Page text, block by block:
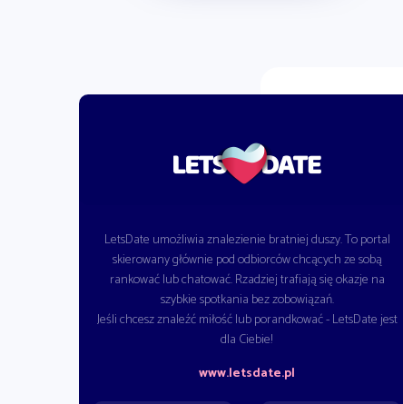
LetsDate umożliwia znalezienie bratniej duszy. To portal
skierowany głównie pod odbiorców chcących ze sobą
rankować lub chatować. Rzadziej trafiają się okazje na
szybkie spotkania bez zobowiązań.
Jeśli chcesz znaleźć miłość lub porandkować - LetsDate jest
dla Ciebie!
www.letsdate.pl